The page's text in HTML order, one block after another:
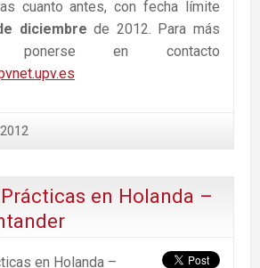
cuanto antes, con fecha límite
diciembre de 2012. Para más
ponerse en contacto
en Holanda –
en Holanda –